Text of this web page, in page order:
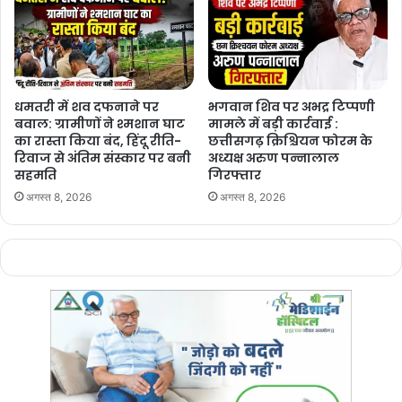
धमतरी में शव दफनाने पर
बवाल: ग्रामीणों ने श्मशान घाट
का रास्ता किया बंद, हिंदू रीति-
रिवाज से अंतिम संस्कार पर बनी
सहमति
अगस्त 8, 2026
भगवान शिव पर अभद्र टिप्पणी
मामले में बड़ी कार्रवाई :
छत्तीसगढ़ क्रिश्चियन फोरम के
अध्यक्ष अरुण पन्नालाल
गिरफ्तार
अगस्त 8, 2026